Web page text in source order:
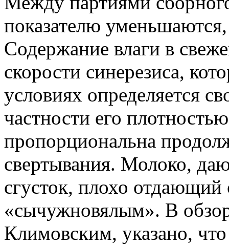
показателю
Содержание влаги в
скорости синерезиса,
условиях определяется
частности его
пропорциональна
свертывания. Молоко,
сгусток, плохо отдающий
«сычужновялым». В
Климовским, указано,